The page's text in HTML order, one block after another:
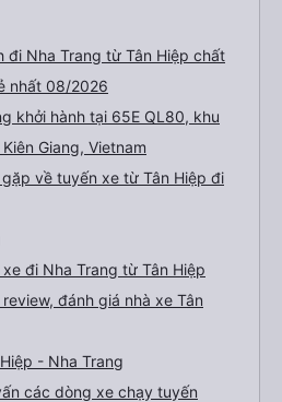
đi Nha Trang từ Tân Hiệp chất
nhất 08/2026
khởi hành tại 65E QL80, khu
Giang, Vietnam
về tuyến xe từ Tân Hiệp đi
đi Nha Trang từ Tân Hiệp
đánh giá nhà xe Tân
- Nha Trang
các dòng xe chạy tuyến